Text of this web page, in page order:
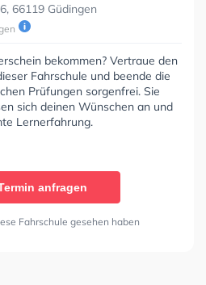
66119 Güdingen
bekommen? Vertraue den
Fahrschule und beende die
Prüfungen sorgenfrei. Sie
sich deinen Wünschen an und
Lernerfahrung.
anfragen
Fahrschule gesehen haben